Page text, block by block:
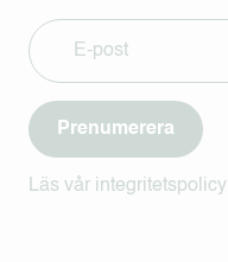
Prenumerera
Läs vår integritetspolicy